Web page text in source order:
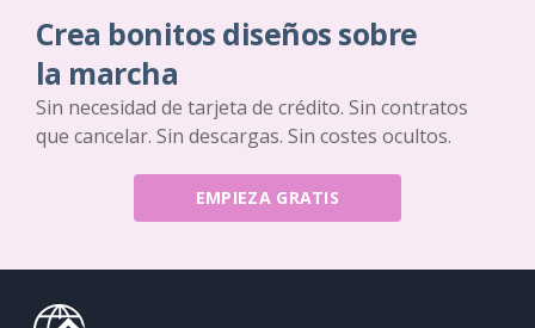
Crea bonitos diseños sobre
la marcha
Sin necesidad de tarjeta de crédito. Sin contratos
que cancelar. Sin descargas. Sin costes ocultos.
EMPIEZA GRATIS